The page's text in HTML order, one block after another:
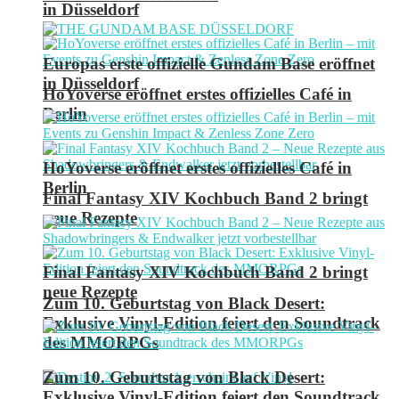
in Düsseldorf
HoYoverse eröffnet erstes offizielles Café in
Berlin
Final Fantasy XIV Kochbuch Band 2 bringt
neue Rezepte
Zum 10. Geburtstag von Black Desert:
Exklusive Vinyl-Edition feiert den Soundtrack
des MMORPGs
Europas erste offizielle Gundam Base eröffnet
in Düsseldorf
HoYoverse eröffnet erstes offizielles Café in
Berlin
Final Fantasy XIV Kochbuch Band 2 bringt
neue Rezepte
Zum 10. Geburtstag von Black Desert: